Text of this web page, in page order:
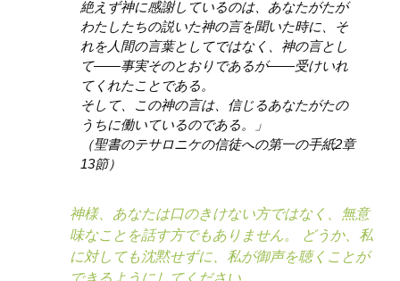
絶えず神に感謝しているのは、あなたがたが
わたしたちの説いた神の言を聞いた時に、そ
れを人間の言葉としてではなく、神の言とし
て――事実そのとおりであるが――受けいれ
てくれたことである。
そして、この神の言は、信じるあなたがたの
うちに働いているのである。」
（聖書のテサロニケの信徒への第一の手紙2章
13節）
神様、あなたは口のきけない方ではなく、無意
味なことを話す方でもありません。 どうか、私
に対しても沈黙せずに、私が御声を聴くことが
できるようにしてください。